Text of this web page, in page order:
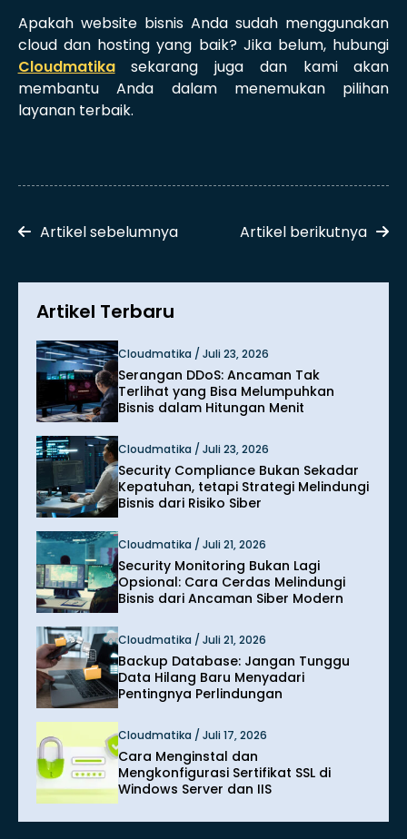
Apakah website bisnis Anda sudah menggunakan
cloud dan hosting yang baik? Jika belum, hubungi
Cloudmatikasekarang juga dan kami akan
membantu Anda dalam menemukan pilihan
layanan terbaik.
Artikel sebelumnya Artikel berikutnya
Artikel Terbaru
Cloudmatika / Juli 23, 2026
Serangan DDoS: Ancaman Tak
Terlihat yang Bisa Melumpuhkan
Bisnis dalam Hitungan Menit
Cloudmatika / Juli 23, 2026
Security Compliance Bukan Sekadar
Kepatuhan, tetapi Strategi Melindungi
Bisnis dari Risiko Siber
Cloudmatika / Juli 21, 2026
Security Monitoring Bukan Lagi
Opsional: Cara Cerdas Melindungi
Bisnis dari Ancaman Siber Modern
Cloudmatika / Juli 21, 2026
Backup Database: Jangan Tunggu
Data Hilang Baru Menyadari
Pentingnya Perlindungan
Cloudmatika / Juli 17, 2026
Cara Menginstal dan
Mengkonfigurasi Sertifikat SSL di
Windows Server dan IIS